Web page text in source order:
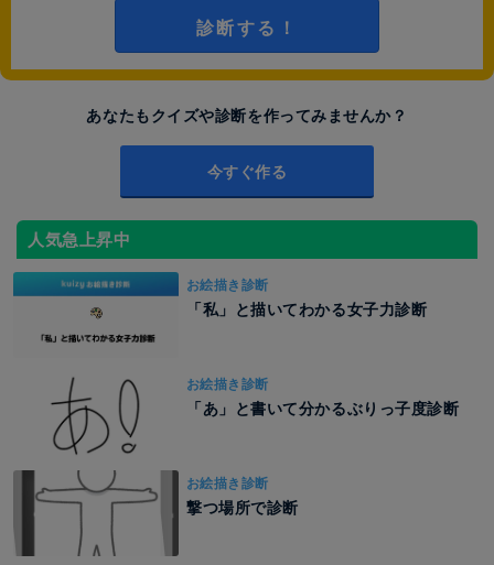
診断する！
あなたもクイズや診断を作ってみませんか？
今すぐ作る
人気急上昇中
お絵描き診断
「私」と描いてわかる女子力診断
お絵描き診断
「あ」と書いて分かるぶりっ子度診断
お絵描き診断
撃つ場所で診断